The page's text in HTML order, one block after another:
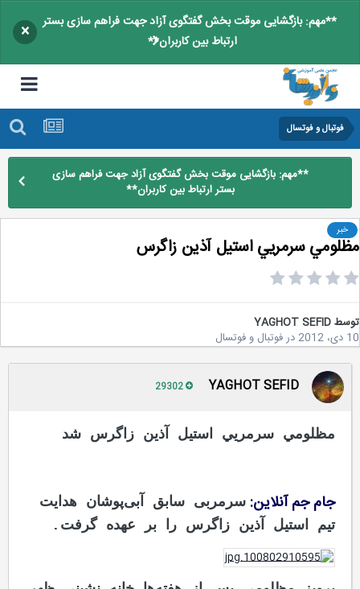
**مهم: بازگشایی موقت بخش گفتگوی آزاد جهت فراهم سازی بستر
ارتباط بین کاربران**
×
فوتبال و فوتسال
**مهم: بازگشایی موقت بخش گفتگوی آزاد جهت فراهم سازی
بستر ارتباط بین کاربران**
خبر
سرمريي استيل آذين زاگرس
YAGHOT SEFID
درفوتبال و فوتسال
YAGHOT SEFID
مظلومي سرمريي استيل آذين زاگرس شد
جام جم آنلاين:سرمربی سابق آبی‌‌پوشان هدایت
تیم استیل آذین زاگرس را بر عهده گرفت.